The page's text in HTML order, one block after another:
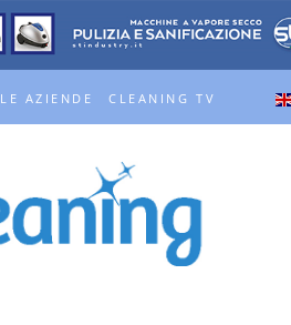
LE AZIENDE CLEANING TV